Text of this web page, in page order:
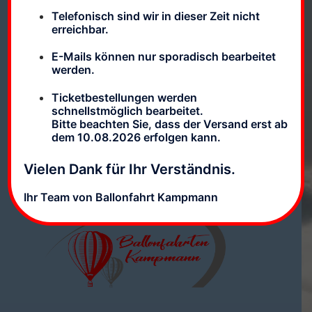
Lizenziertes Luftfahrtunternehmen
Telefonisch sind wir in dieser Zeit nicht
erreichbar.
E-Mails können nur sporadisch bearbeitet
werden.
Ticketbestellungen werden
schnellstmöglich bearbeitet.
Bitte beachten Sie, dass der Versand erst ab
dem 10.08.2026 erfolgen kann.
Vielen Dank für Ihr Verständnis.
Ihr Team von Ballonfahrt Kampmann